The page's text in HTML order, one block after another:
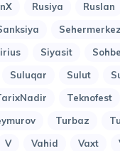
Rusiya Ruslan
Siyasit
Suluqar Sulut
Teknofest
Turbaz
V Vahid Vaxt